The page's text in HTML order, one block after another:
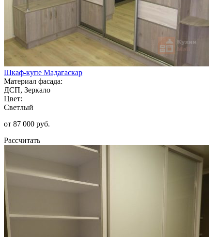
Шкаф-купе Мадагаскар
Материал фасада:
ДСП, Зеркало
Цвет:
Светлый
от 87 000 руб.
Рассчитать